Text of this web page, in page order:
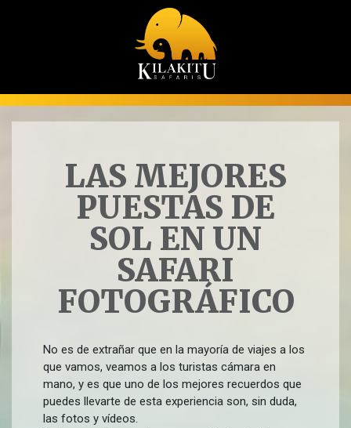
LAS MEJORES
PUESTAS DE
SOL EN UN
SAFARI
FOTOGRÁFICO
No es de extrañar que en la mayoría de viajes a los
que vamos, veamos a los turistas cámara en
mano, y es que uno de los mejores recuerdos que
puedes llevarte de esta experiencia son, sin duda,
las fotos y vídeos.